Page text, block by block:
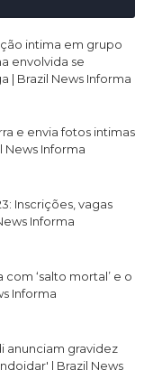
intima em grupo
envolvida se
| Brazil News Informa
e envia fotos intimas
News Informa
Inscrições, vagas
Informa
‘salto mortal’ e o
Informa
anunciam gravidez
| Brazil News